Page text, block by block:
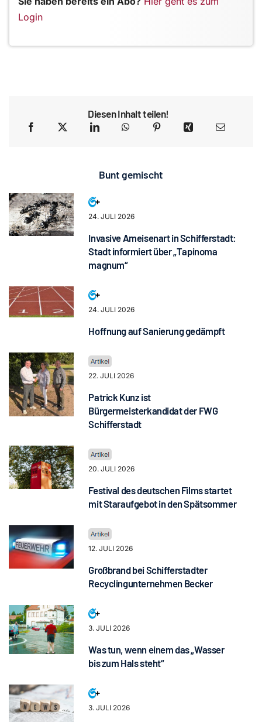
Login
Diesen Inhalt teilen!
Bunt gemischt
24. JULI 2026
Invasive Ameisenart in Schifferstadt:
Stadt informiert über „Tapinoma
magnum“
24. JULI 2026
Hoffnung auf Sanierung gedämpft
22. JULI 2026
Patrick Kunz ist
Bürgermeisterkandidat der FWG
Schifferstadt
20. JULI 2026
Festival des deutschen Films startet
mit Staraufgebot in den Spätsommer
12. JULI 2026
Großbrand bei Schifferstadter
Recyclingunternehmen Becker
3. JULI 2026
Was tun, wenn einem das „Wasser
bis zum Hals steht“
3. JULI 2026